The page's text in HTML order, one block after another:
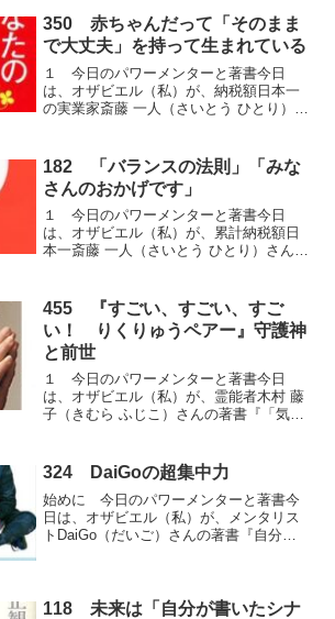
します。２ 「思い」を持たない 「思
い通りにならないこと」...
350 赤ちゃんだって「そのまま
で大丈夫」を持って生まれている
１ 今日のパワーメンターと著書今日
は、オザビエル（私）が、納税額日本一
の実業家斎藤 一人（さいとう ひとり）氏
生、そのままで大丈夫！』から学んだ天
が教えてくれた強...
182 「バランスの法則」「みな
さんのおかげです」
１ 今日のパワーメンターと著書今日
は、オザビエル（私）が、累計納税額日
本一斎藤 一人（さいとう ひとり）さんの
ーフレーズ」をお届けします。２ 「み
なさんのおかげです」突...
455 『すごい、すごい、すご
い！ りくりゅうペアー』守護神
と前世
１ 今日のパワーメンターと著書今日
は、オザビエル（私）が、霊能者木村 藤
子（きむら ふじこ）さんの著書『「気づ
ます。２ 「守護神をあなたの体の中に
新たに授けます」相談者...
324 DaiGoの超集中力
始めに 今日のパワーメンターと著書今
日は、オザビエル（私）が、メンタリス
トDaiGo（だいご）さんの著書『自分を
に操る３つのルールル...
118 未来は「自分が書いたシナ